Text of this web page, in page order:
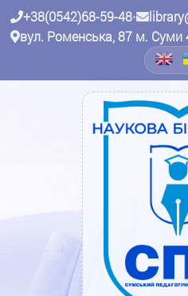
+38(0542)68-59-48•
вул. Роменська, 87 м. Суми